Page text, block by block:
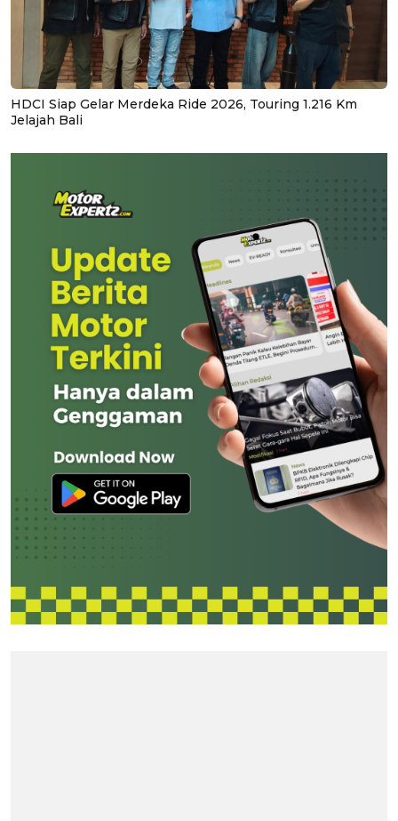
HDCI Siap Gelar Merdeka Ride 2026, Touring 1.216 Km
Jelajah Bali